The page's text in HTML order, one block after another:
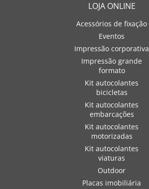
LOJA ONLINE
Acessórios de fixação
Eventos
Impressão corporativa
Impressão grande
formato
Kit autocolantes
bicicletas
Kit autocolantes
embarcações
Kit autocolantes
motorizadas
Kit autocolantes
viaturas
Outdoor
Placas imobiliária